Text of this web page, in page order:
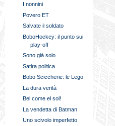
I nonnini
Povero ET
Salvate il soldato
BoboHockey: il punto sui
play-off
Sono già solo
Satira politica...
Bobo Sciccherie: le Lego
La dura verità
Bel come el sol!
La vendetta di Batman
Uno scivolo imperfetto